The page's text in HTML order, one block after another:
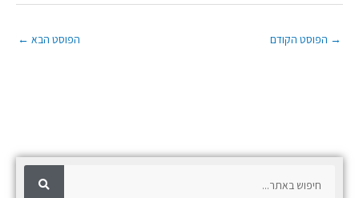
→ הפוסט הקודם הפוסט הבא ←
ח
י
פ